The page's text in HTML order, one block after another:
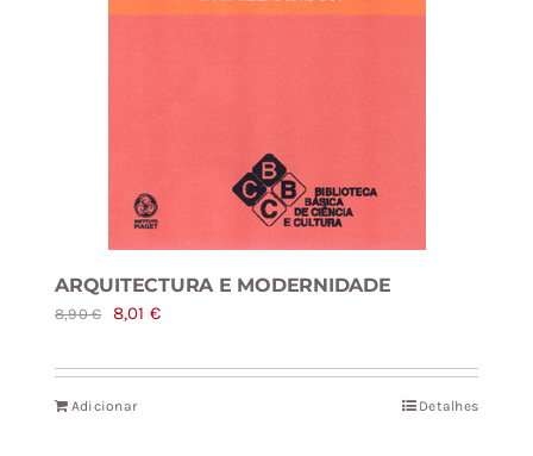
ARQUITECTURA E MODERNIDADE
8,90€
O
original
era:
8,01 €O
atual
Adicionar Detalhes